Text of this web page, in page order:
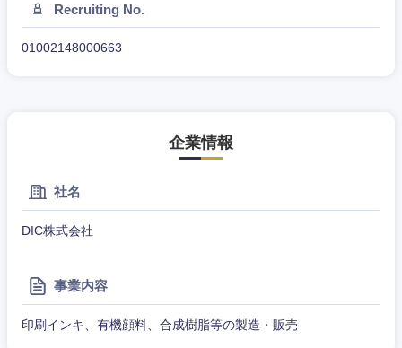
Recruiting No.
01002148000663
企業情報
社名
DIC株式会社
事業内容
印刷インキ、有機顔料、合成樹脂等の製造・販売
岐阜県